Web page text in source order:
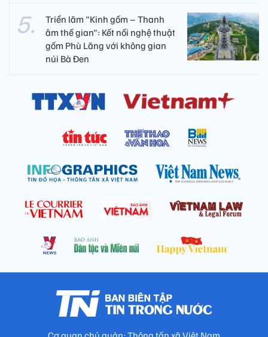
Triển lãm "Kinh gốm – Thanh
âm thế gian": Kết nối nghệ thuật
gốm Phù Lãng với không gian
núi Bà Đen